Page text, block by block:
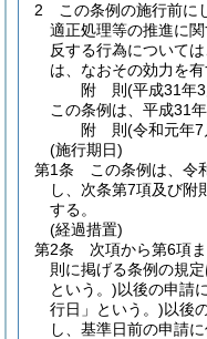
2
この条例の施行前に
適正処理等の推進に
反する行為について
は、なおその効力を有
附 則(平成31年
この条例は、平成31
附 則(令和元年
(施行期日)
第1条
この条例は、令
し、次条第7項及び附
する。
(経過措置)
第2条
次項から第6項
則に掲げる条例の規
という。)以後の申請
行日」という。)以後
し、基準日前の申請